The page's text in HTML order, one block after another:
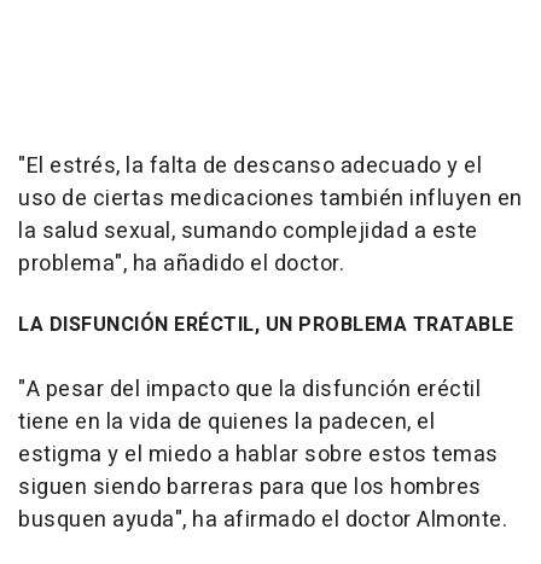
"El estrés, la falta de descanso adecuado y el
uso de ciertas medicaciones también influyen en
la salud sexual, sumando complejidad a este
problema", ha añadido el doctor.
LA DISFUNCIÓN ERÉCTIL, UN PROBLEMA TRATABLE
"A pesar del impacto que la disfunción eréctil
tiene en la vida de quienes la padecen, el
estigma y el miedo a hablar sobre estos temas
siguen siendo barreras para que los hombres
busquen ayuda", ha afirmado el doctor Almonte.